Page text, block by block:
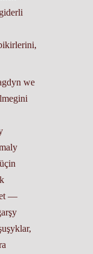
we
—